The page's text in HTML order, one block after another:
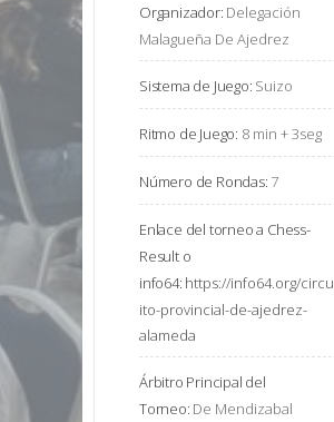
Organizador: Delegación
Malagueña De Ajedrez
Sistema de Juego: Suizo
Ritmo de Juego: 8 min + 3seg
Número de Rondas: 7
Enlace del torneo a Chess-
Result o
info64: https://info64.org/circu
ito-provincial-de-ajedrez-
alameda
Árbitro Principal del
Torneo: De Mendizabal